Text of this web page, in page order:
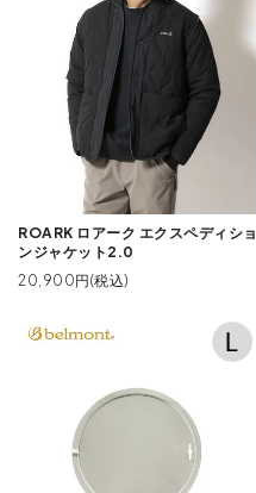
ROARK ロアーク エクスペディショ
ンジャケット2.0
20,900円(税込)